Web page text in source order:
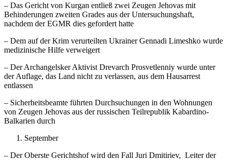
– Das Gericht von Kurgan entließ zwei Zeugen Jehovas mit
Behinderungen zweiten Grades aus der Untersuchungshaft,
nachdem der EGMR dies gefordert hatte
– Dem auf der Krim verurteilten Ukrainer Gennadi Limeshko wurde
medizinische Hilfe verweigert
– Der Archangelsker Aktivist Drevarch Prosvetlenniy wurde unter
der Auflage, das Land nicht zu verlassen, aus dem Hausarrest
entlassen
– Sicherheitsbeamte führten Durchsuchungen in den Wohnungen
von Zeugen Jehovas aus der russischen Teilrepublik Kabardino-
Balkarien durch
September
– Der Oberste Gerichtshof wird den Fall Juri Dmitiriev, Leiter der